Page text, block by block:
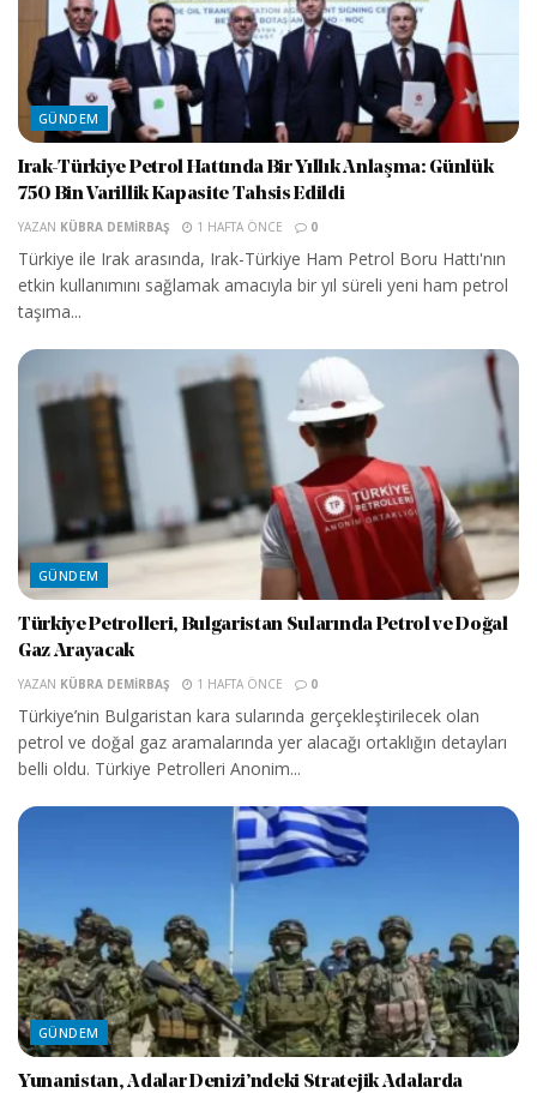
GÜNDEM
Irak-Türkiye Petrol Hattında Bir Yıllık Anlaşma: Günlük
750 Bin Varillik Kapasite Tahsis Edildi
YAZAN KÜBRA DEMIRBAŞ 1 HAFTA ÖNCE 0
Türkiye ile Irak arasında, Irak-Türkiye Ham Petrol Boru Hattı'nın
etkin kullanımını sağlamak amacıyla bir yıl süreli yeni ham petrol
taşıma...
GÜNDEM
Türkiye Petrolleri, Bulgaristan Sularında Petrol ve Doğal
Gaz Arayacak
YAZAN KÜBRA DEMIRBAŞ 1 HAFTA ÖNCE 0
Türkiye’nin Bulgaristan kara sularında gerçekleştirilecek olan
petrol ve doğal gaz aramalarında yer alacağı ortaklığın detayları
belli oldu. Türkiye Petrolleri Anonim...
GÜNDEM
Yunanistan, Adalar Denizi’ndeki Stratejik Adalarda